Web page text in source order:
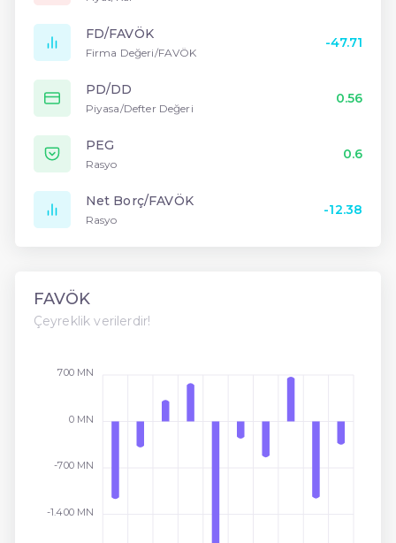
FD/FAVÖK
Firma Değeri/FAVÖK
-47.71
PD/DD
Piyasa/Defter Değeri
0.56
PEG
Rasyo
0.6
Net Borç/FAVÖK
Rasyo
-12.38
FAVÖK
Çeyreklik verilerdir!
700 MN
0 MN
-700 MN
-1.400 MN